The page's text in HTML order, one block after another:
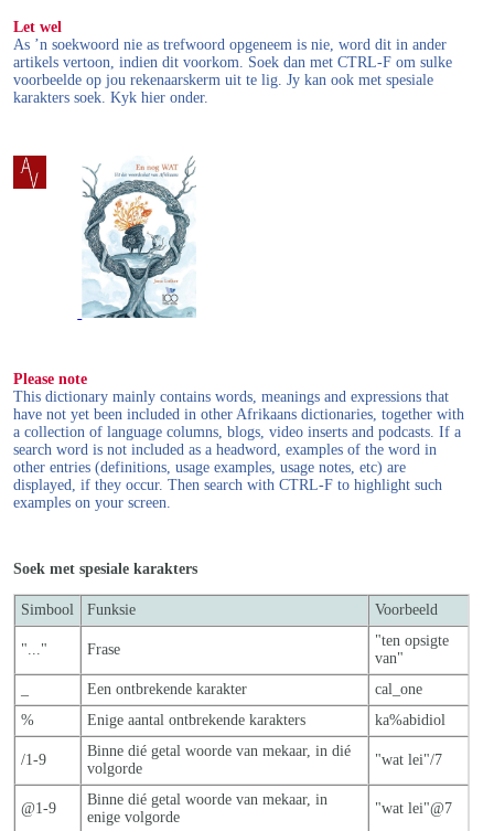
Let wel
As ’n soekwoord nie as trefwoord opgeneem is nie, word dit in ander
artikels vertoon, indien dit voorkom. Soek dan met CTRL-F om sulke
voorbeelde op jou rekenaarskerm uit te lig. Jy kan ook met spesiale
karakters soek. Kyk hier onder.
Please note
This dictionary mainly contains words, meanings and expressions that
have not yet been included in other Afrikaans dictionaries, together with
a collection of language columns, blogs, video inserts and podcasts. If a
search word is not included as a headword, examples of the word in
other entries (definitions, usage examples, usage notes, etc) are
displayed, if they occur. Then search with CTRL-F to highlight such
examples on your screen.
Soek met spesiale karakters
Simbool Funksie Voorbeeld
"..." Frase
"ten opsigte
van"
Een ontbrekende karakter
cal_one
%
Enige aantal ontbrekende karakters ka%abidiol
/1-9
Binne dié getal woorde van mekaar, in dié
volgorde
"wat lei"/7
@1-9
Binne dié getal woorde van mekaar, in
enige volgorde
"wat lei"@7